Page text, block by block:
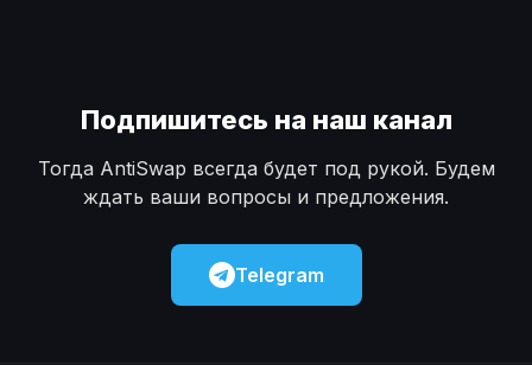
Подпишитесь на наш канал
Тогда AntiSwap всегда будет под рукой. Будем
ждать ваши вопросы и предложения.
Telegram